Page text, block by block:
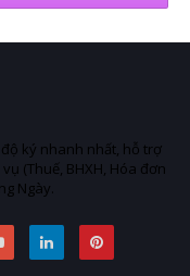
ký nhanh nhất, hỗ trợ
(Thuế, BHXH, Hóa đơn
Ngày.